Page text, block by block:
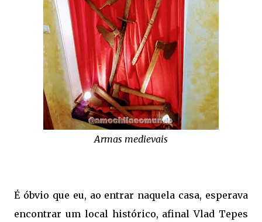
Armas medievais
É óbvio que eu, ao entrar naquela casa, esperava
encontrar um local histórico, afinal Vlad Tepes